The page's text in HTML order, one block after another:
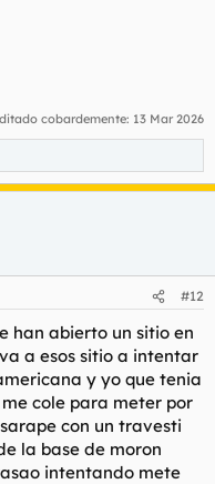
cobardemente: 13 Mar 2026
#12
han abierto un sitio en
a esos sitio a intentar
y yo que tenia
cole para meter por
con un travesti
la base de moron
intentando mete